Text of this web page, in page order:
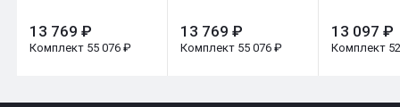
13 769 ₽
Комплект 55 076 ₽
13 769 ₽
Комплект 55 076 ₽
13 097 ₽
Комплект